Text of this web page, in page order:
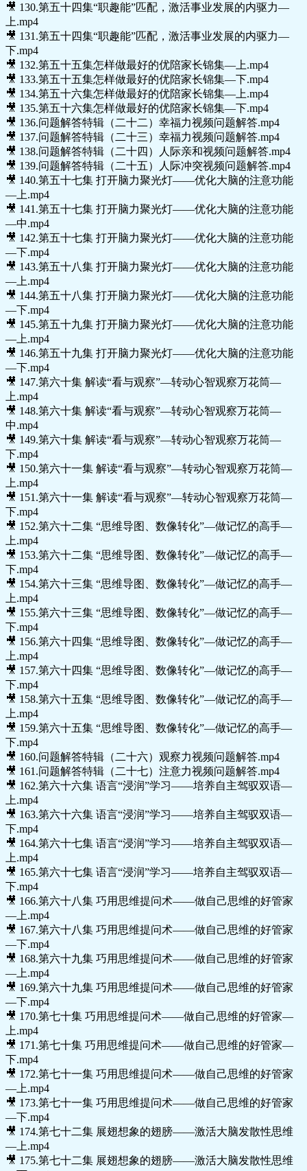
🎥 130.第五十四集“职趣能”匹配，激活事业发展的内驱力—
上.mp4
🎥 131.第五十四集“职趣能”匹配，激活事业发展的内驱力—
下.mp4
🎥 132.第五十五集怎样做最好的优陪家长锦集—上.mp4
🎥 133.第五十五集怎样做最好的优陪家长锦集—下.mp4
🎥 134.第五十六集怎样做最好的优陪家长锦集—上.mp4
🎥 135.第五十六集怎样做最好的优陪家长锦集—下.mp4
🎥 136.问题解答特辑（二十二）幸福力视频问题解答.mp4
🎥 137.问题解答特辑（二十三）幸福力视频问题解答.mp4
🎥 138.问题解答特辑（二十四）人际亲和视频问题解答.mp4
🎥 139.问题解答特辑（二十五）人际冲突视频问题解答.mp4
🎥 140.第五十七集 打开脑力聚光灯——优化大脑的注意功能
—上.mp4
🎥 141.第五十七集 打开脑力聚光灯——优化大脑的注意功能
—中.mp4
🎥 142.第五十七集 打开脑力聚光灯——优化大脑的注意功能
—下.mp4
🎥 143.第五十八集 打开脑力聚光灯——优化大脑的注意功能
—上.mp4
🎥 144.第五十八集 打开脑力聚光灯——优化大脑的注意功能
—下.mp4
🎥 145.第五十九集 打开脑力聚光灯——优化大脑的注意功能
—上.mp4
🎥 146.第五十九集 打开脑力聚光灯——优化大脑的注意功能
—下.mp4
🎥 147.第六十集 解读“看与观察”—转动心智观察万花筒—
上.mp4
🎥 148.第六十集 解读“看与观察”—转动心智观察万花筒—
中.mp4
🎥 149.第六十集 解读“看与观察”—转动心智观察万花筒—
下.mp4
🎥 150.第六十一集 解读“看与观察”—转动心智观察万花筒—
上.mp4
🎥 151.第六十一集 解读“看与观察”—转动心智观察万花筒—
下.mp4
🎥 152.第六十二集 “思维导图、数像转化”—做记忆的高手—
上.mp4
🎥 153.第六十二集 “思维导图、数像转化”—做记忆的高手—
下.mp4
🎥 154.第六十三集 “思维导图、数像转化”—做记忆的高手—
上.mp4
🎥 155.第六十三集 “思维导图、数像转化”—做记忆的高手—
下.mp4
🎥 156.第六十四集 “思维导图、数像转化”—做记忆的高手—
上.mp4
🎥 157.第六十四集 “思维导图、数像转化”—做记忆的高手—
下.mp4
🎥 158.第六十五集 “思维导图、数像转化”—做记忆的高手—
上.mp4
🎥 159.第六十五集 “思维导图、数像转化”—做记忆的高手—
下.mp4
🎥 160.问题解答特辑（二十六）观察力视频问题解答.mp4
🎥 161.问题解答特辑（二十七）注意力视频问题解答.mp4
🎥 162.第六十六集 语言“浸润”学习——培养自主驾驭双语—
上.mp4
🎥 163.第六十六集 语言“浸润”学习——培养自主驾驭双语—
下.mp4
🎥 164.第六十七集 语言“浸润”学习——培养自主驾驭双语—
上.mp4
🎥 165.第六十七集 语言“浸润”学习——培养自主驾驭双语—
下.mp4
🎥 166.第六十八集 巧用思维提问术——做自己思维的好管家
—上.mp4
🎥 167.第六十八集 巧用思维提问术——做自己思维的好管家
—下.mp4
🎥 168.第六十九集 巧用思维提问术——做自己思维的好管家
—上.mp4
🎥 169.第六十九集 巧用思维提问术——做自己思维的好管家
—下.mp4
🎥 170.第七十集 巧用思维提问术——做自己思维的好管家—
上.mp4
🎥 171.第七十集 巧用思维提问术——做自己思维的好管家—
下.mp4
🎥 172.第七十一集 巧用思维提问术——做自己思维的好管家
—上.mp4
🎥 173.第七十一集 巧用思维提问术——做自己思维的好管家
—下.mp4
🎥 174.第七十二集 展翅想象的翅膀——激活大脑发散性思维
—上.mp4
🎥 175.第七十二集 展翅想象的翅膀——激活大脑发散性思维